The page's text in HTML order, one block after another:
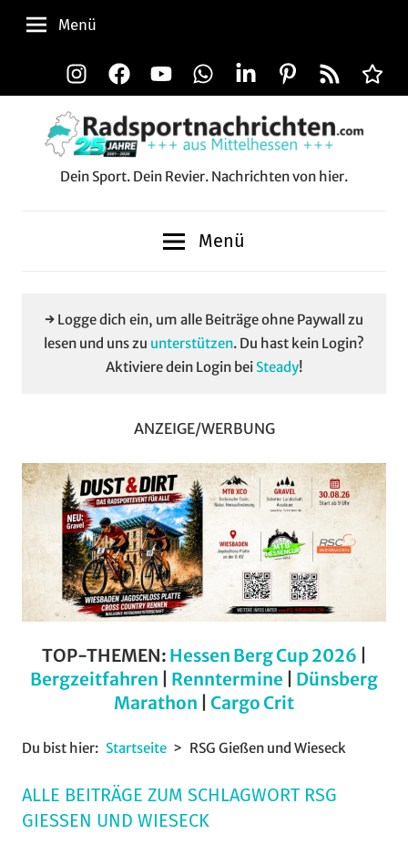
Zum
Inhalt
InstagramFacebookYouTubeWhatsAppLinkedInPinterest
RSS-
Feed
Alle
Menü
Dein Sport. Dein Revier. Nachrichten von hier.
Menü
→ Logge dich ein, um alle Beiträge ohne Paywall zu
lesen und uns zu unterstützen. Du hast kein Login?
Aktiviere dein Login bei Steady!
ANZEIGE/WERBUNG
TOP-THEMEN: Hessen Berg Cup 2026
Bergzeitfahren
Renntermine
Dünsberg
Marathon
Cargo Crit
Du bist hier: Startseite RSG Gießen und Wieseck
ALLE BEITRÄGE ZUM SCHLAGWORT RSG
GIESSEN UND WIESECK